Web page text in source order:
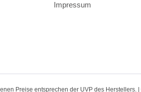
Impressum
Preise entsprechen der UVP des